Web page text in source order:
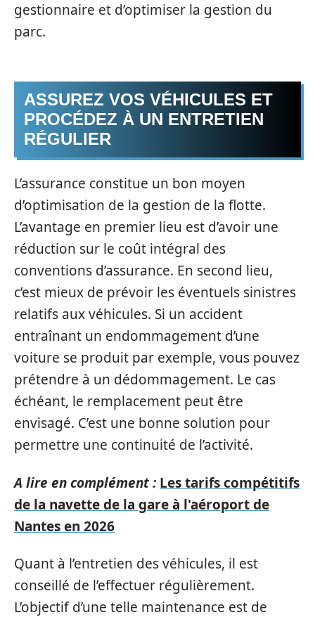
gestionnaire et d’optimiser la gestion du
parc.
ASSUREZ VOS VÉHICULES ET
PROCÉDEZ À UN ENTRETIEN
RÉGULIER
L’assurance constitue un bon moyen
d’optimisation de la gestion de la flotte.
L’avantage en premier lieu est d’avoir une
réduction sur le coût intégral des
conventions d’assurance. En second lieu,
c’est mieux de prévoir les éventuels sinistres
relatifs aux véhicules. Si un accident
entraînant un endommagement d’une
voiture se produit par exemple, vous pouvez
prétendre à un dédommagement. Le cas
échéant, le remplacement peut être
envisagé. C’est une bonne solution pour
permettre une continuité de l’activité.
A lire en complément : Les tarifs compétitifs
de la navette de la gare à l'aéroport de
Nantes en 2026
Quant à l’entretien des véhicules, il est
conseillé de l’effectuer régulièrement.
L’objectif d’une telle maintenance est de